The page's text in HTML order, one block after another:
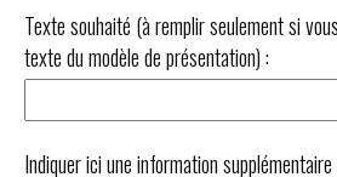
Texte souhaité (à remplir seulement si
texte du modèle de présentation) :
Indiquer ici une information